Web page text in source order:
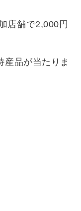
店舗で2,000円
産品が当たりま